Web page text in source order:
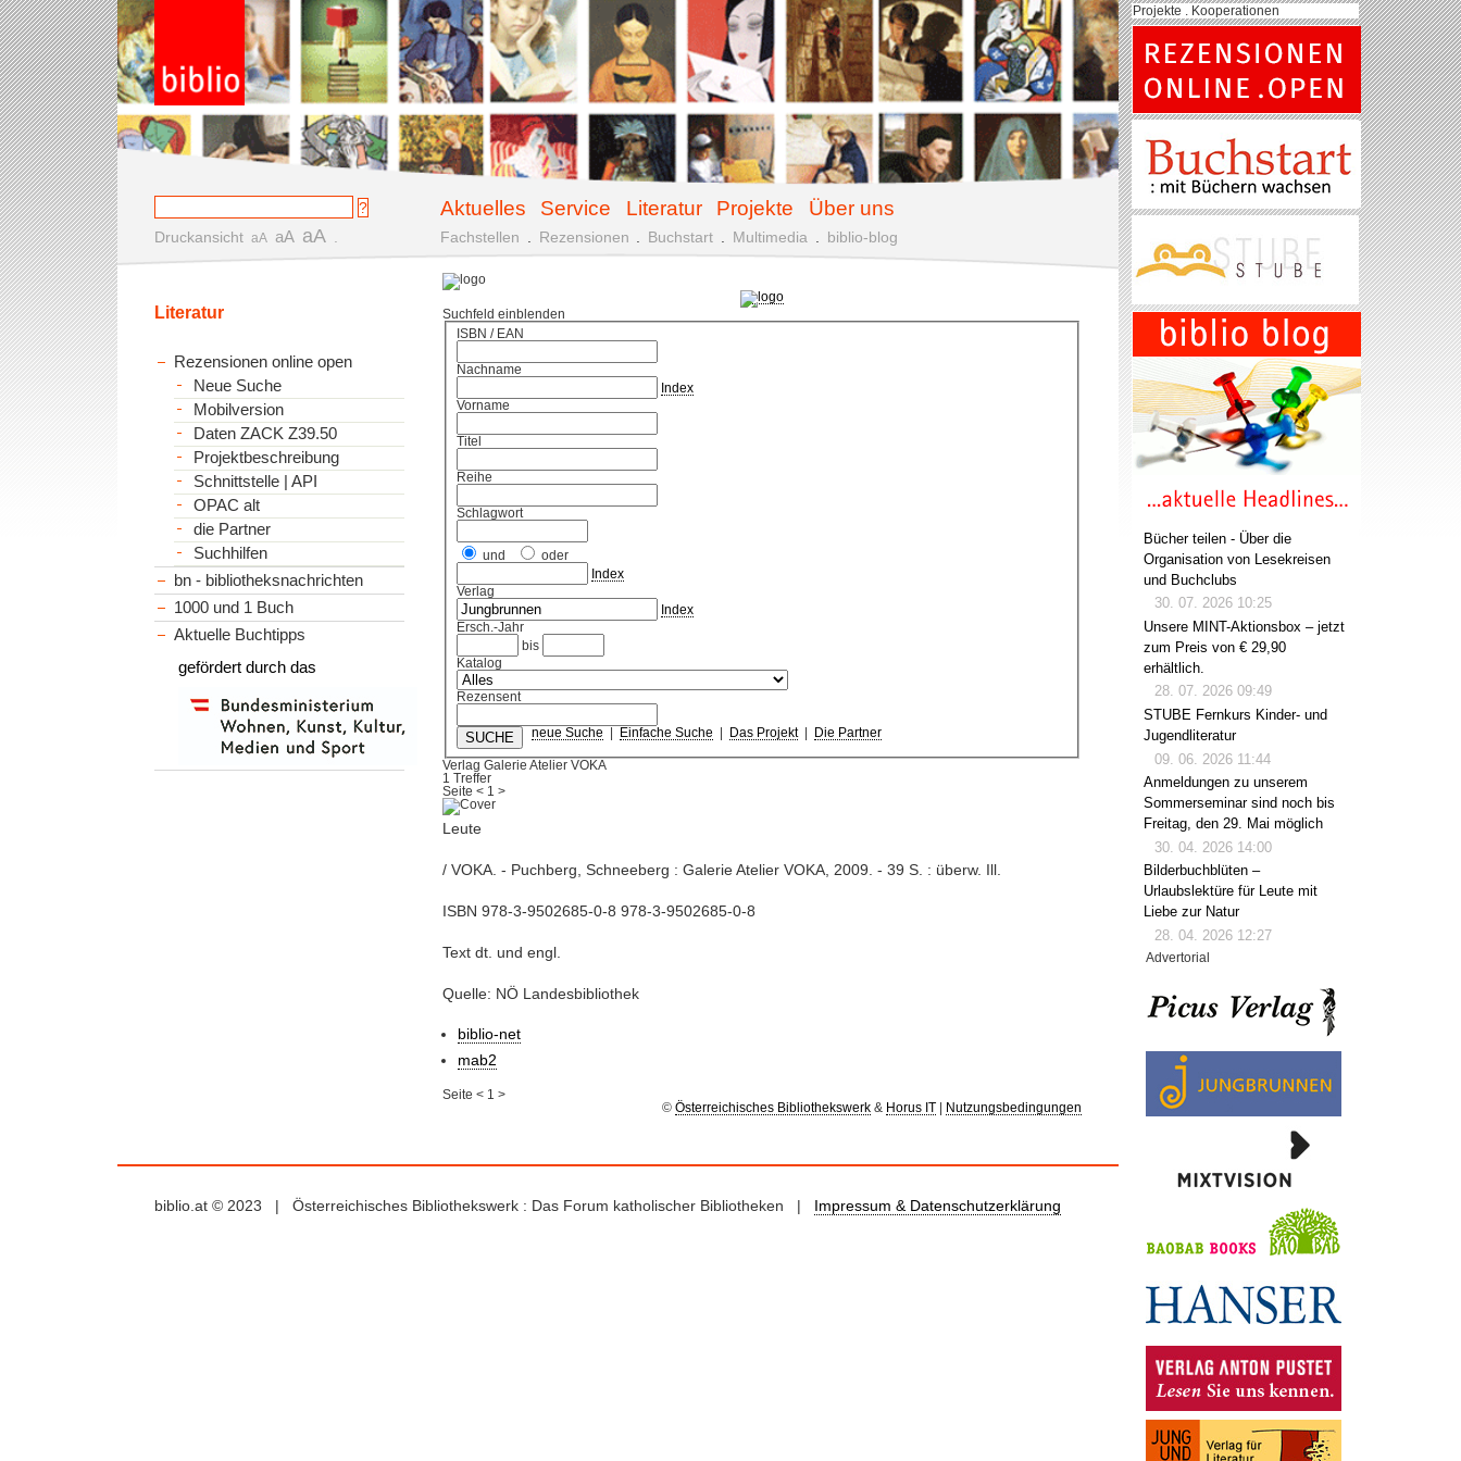
Aktuelles Service Literatur Projekte Über uns
Druckansicht aA aA aA Fachstellen Rezensionen Buchstart Multimedia biblio-blog
Suchfeld einblenden
ISBN / EAN
Nachname
Index
Vorname
Titel
Reihe
Schlagwort
und
oder
Index
Verlag
Index
Ersch.-Jahr
bis
Katalog
Rezensent
neue Suche Einfache Suche Das Projekt| Die Partner
Verlag Galerie Atelier VOKA
1 Treffer
Seite< 1 >
Leute
/ VOKA. - Puchberg, Schneeberg : Galerie Atelier VOKA, 2009. - 39 S. : überw. Ill.
ISBN 978-3-9502685-0-8 978-3-9502685-0-8
Text dt. und engl.
Quelle: NÖ Landesbibliothek
biblio-net
mab2
Seite< 1 >
© Österreichisches Bibliothekswerk& Horus IT| Nutzungsbedingungen
Literatur
Rezensionen online open
Neue Suche
Mobilversion
Daten ZACK Z39.50
Projektbeschreibung
Schnittstelle | API
OPAC alt
die Partner
Suchhilfen
bn - bibliotheksnachrichten
1000 und 1 Buch
Aktuelle Buchtipps
gefördert durch das
biblio.at © 2023 | Österreichisches Bibliothekswerk : Das Forum katholischer Bibliotheken | Impressum & Datenschutzerklärung
Projekte . Kooperationen
Bücher teilen - Über die
Organisation von Lesekreisen
und Buchclubs
30. 07. 2026 10:25
Unsere MINT-Aktionsbox – jetzt
zum Preis von € 29,90
erhältlich.
28. 07. 2026 09:49
STUBE Fernkurs Kinder- und
Jugendliteratur
09. 06. 2026 11:44
Anmeldungen zu unserem
Sommerseminar sind noch bis
Freitag, den 29. Mai möglich
30. 04. 2026 14:00
Bilderbuchblüten –
Urlaubslektüre für Leute mit
Liebe zur Natur
28. 04. 2026 12:27
Advertorial